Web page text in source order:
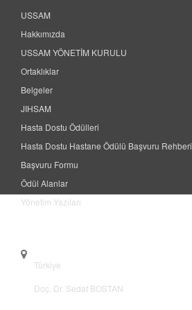
USSAM
Hakkımızda
USSAM YÖNETİM KURULU
Ortaklıklar
Belgeler
JIHSAM
Hasta Dostu Ödülleri
Hasta Dostu Hastane Ödülü Başvuru Rehberi
Başvuru Formu
Ödül Alanlar
Yönetim Yazıları
Türkiye
Doç. Dr. Sedat BOSTAN